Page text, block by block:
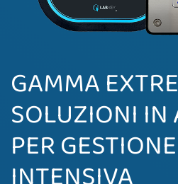
GAMMA
SOLUZIONI IN
PER